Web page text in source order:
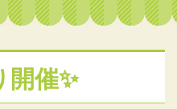
催✨